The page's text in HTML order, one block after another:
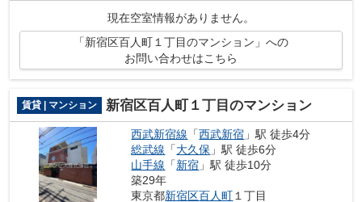
現在空室情報がありません。
「新宿区百人町１丁目のマンション」への
お問い合わせはこちら
賃貸 | マンション 新宿区百人町１丁目のマンション
西武新宿線 「西武新宿 」駅 徒歩4分
総武線 「大久保 」駅 徒歩6分
山手線 「新宿 」駅 徒歩10分
築29年
東京都新宿区百人町１丁目